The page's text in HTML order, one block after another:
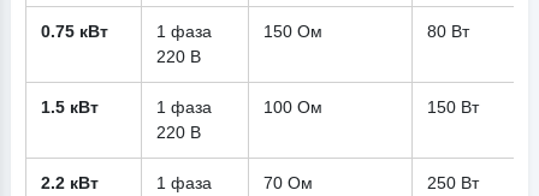
0.75 кВт
1 фаза
220 В
150 Ом 80 Вт
1.5 кВт
1 фаза
220 В
100 Ом 150 Вт
2.2 кВт
1 фаза
70 Ом 250 Вт